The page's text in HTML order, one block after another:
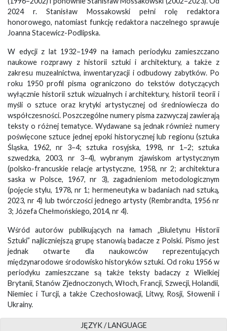
2024 r. Stanisław Mossakowski pełni rolę redaktora
honorowego, natomiast funkcję redaktora naczelnego sprawuje
Joanna Stacewicz-Podlipska.
W edycji z lat 1932–1949 na łamach periodyku zamieszczano
naukowe rozprawy z historii sztuki i architektury, a także z
zakresu muzealnictwa, inwentaryzacji i odbudowy zabytków. Po
roku 1950 profil pisma ograniczono do tekstów dotyczących
wyłącznie historii sztuk wizualnych i architektury, historii teorii i
myśli o sztuce oraz krytyki artystycznej od średniowiecza do
współczesności. Poszczególne numery pisma zazwyczaj zawierają
teksty o różnej tematyce. Wydawane są jednak również numery
poświęcone sztuce jednej epoki historycznej lub regionu (sztuka
Śląska, 1962, nr 3–4; sztuka rosyjska, 1998, nr 1–2; sztuka
szwedzka, 2003, nr 3–4), wybranym zjawiskom artystycznym
(polsko-francuskie relacje artystyczne, 1958, nr 2; architektura
saska w Polsce, 1967, nr 3), zagadnieniom metodologicznym
(pojęcie stylu, 1978, nr 1; hermeneutyka w badaniach nad sztuką,
2023, nr 4) lub twórczości jednego artysty (Rembrandta, 1956 nr
3; Józefa Chełmońskiego, 2014, nr 4).
Wśród autorów publikujących na łamach „Biuletynu Historii
Sztuki” najliczniejszą grupę stanowią badacze z Polski. Pismo jest
jednak otwarte dla naukowców reprezentujących
międzynarodowe środowisko historyków sztuki. Od roku 1956 w
periodyku zamieszczane są także teksty badaczy z Wielkiej
Brytanii, Stanów Zjednoczonych, Włoch, Francji, Szwecji, Holandii,
Niemiec i Turcji, a także Czechosłowacji, Litwy, Rosji, Słowenii i
Ukrainy.
JĘZYK / LANGUAGE